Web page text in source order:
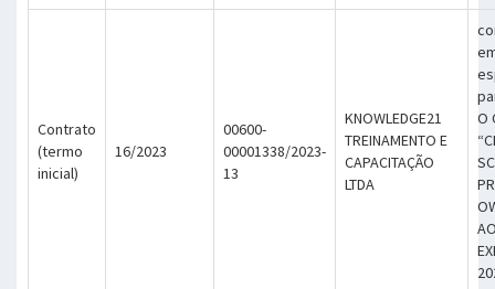
Contrato
(termo
inicial)
16/2023
00600-
00001338/2023-
13
KNOWLEDGE21
TREINAMENTO E
CAPACITAÇÃO
LTDA
O